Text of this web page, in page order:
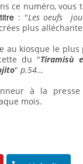
ce numéro, vous
: "Les oeufs
plus
au kiosque le
du "Tiramisù
" p.54…
à la
mois.